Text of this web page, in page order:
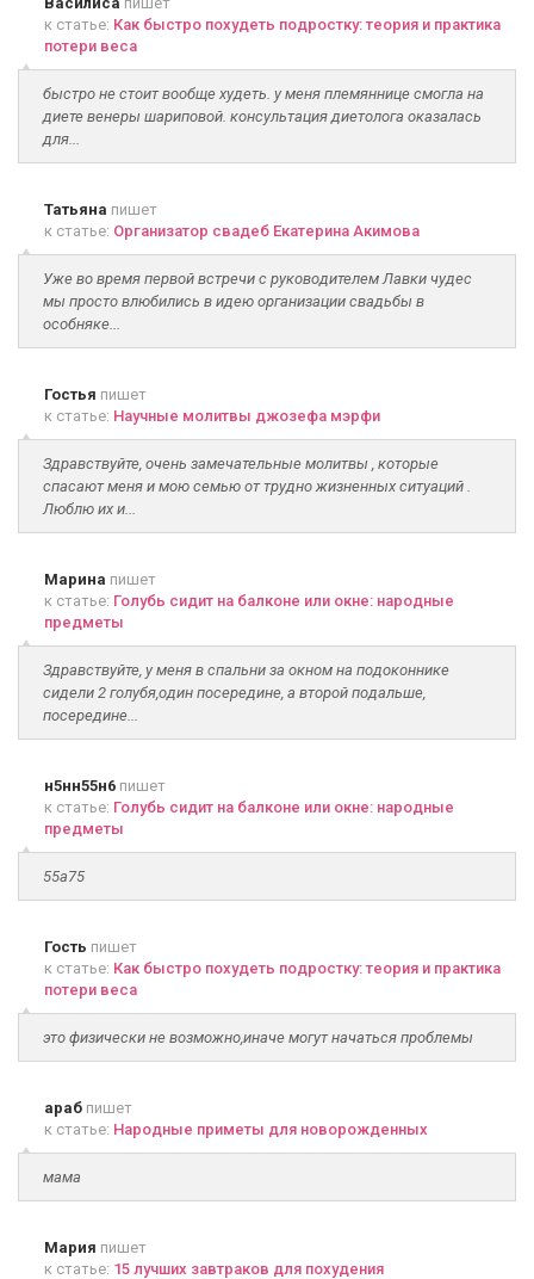
к статье: Как быстро похудеть подростку: теория и практика
потери веса
быстро не стоит вообще худеть. у меня племяннице смогла на
диете венеры шариповой. консультация диетолога оказалась
для...
Татьяна пишет
к статье: Организатор свадеб Екатерина Акимова
Уже во время первой встречи с руководителем Лавки чудес
мы просто влюбились в идею организации свадьбы в
особняке...
Гостья пишет
к статье: Научные молитвы джозефа мэрфи
Здравствуйте, очень замечательные молитвы , которые
спасают меня и мою семью от трудно жизненных ситуаций .
Люблю их и...
Марина пишет
к статье: Голубь сидит на балконе или окне: народные
предметы
Здравствуйте, у меня в спальни за окном на подоконнике
сидели 2 голубя,один посередине, а второй подальше,
посередине...
н5нн55н6 пишет
к статье: Голубь сидит на балконе или окне: народные
предметы
55а75
Гость пишет
к статье: Как быстро похудеть подростку: теория и практика
потери веса
это физически не возможно,иначе могут начаться проблемы
араб пишет
к статье: Народные приметы для новорожденных
мама
Мария пишет
к статье: 15 лучших завтраков для похудения